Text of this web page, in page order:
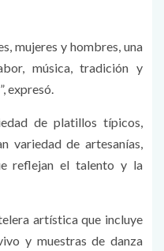
mujeres y hombres, una
música, tradición y
expresó.
de platillos típicos,
variedad de artesanías,
reflejan el talento y la
artística que incluye
y muestras de danza